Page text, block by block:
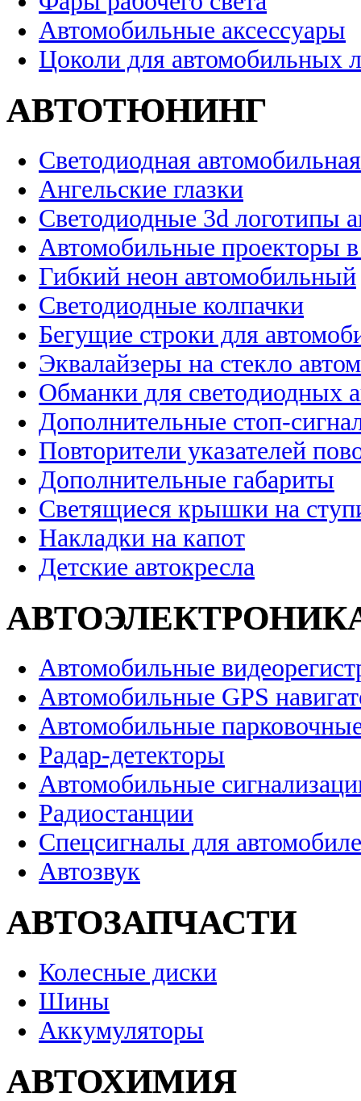
Автомобильные аксессуары
Цоколи для автомобильных
АВТОТЮНИНГ
Светодиодная
Ангельские глазки
Светодиодные 3d логотипы
Автомобильные проекторы
Гибкий неон автомобильный
Светодиодные колпачки
Бегущие строки для
Эквалайзеры на стекло
Обманки для светодиодных
Дополнительные стоп-
Повторители указателей
Дополнительные габариты
Светящиеся крышки на
Накладки на капот
Детские автокресла
Автомобильные
Автомобильные GPS
Автомобильные
Радар-детекторы
Автомобильные
Радиостанции
Спецсигналы для
Автозвук
АВТОЗАПЧАСТИ
Колесные диски
Шины
Аккумуляторы
АВТОХИМИЯ